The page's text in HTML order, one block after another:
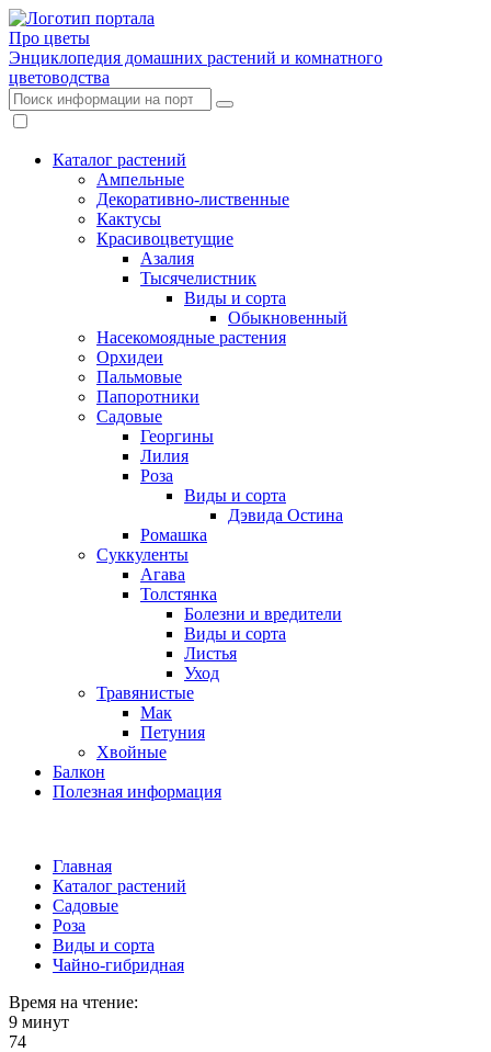
Про цветы
Энциклопедия домашних растений и комнатного
цветоводства
Каталог растений
Ампельные
Декоративно-лиственные
Кактусы
Красивоцветущие
Азалия
Тысячелистник
Виды и сорта
Обыкновенный
Насекомоядные растения
Орхидеи
Пальмовые
Папоротники
Садовые
Георгины
Лилия
Роза
Виды и сорта
Дэвида Остина
Ромашка
Суккуленты
Агава
Толстянка
Болезни и вредители
Виды и сорта
Листья
Уход
Травянистые
Мак
Петуния
Хвойные
Балкон
Полезная информация
Главная
Каталог растений
Садовые
Роза
Виды и сорта
Чайно-гибридная
Время на чтение:
9 минут
74